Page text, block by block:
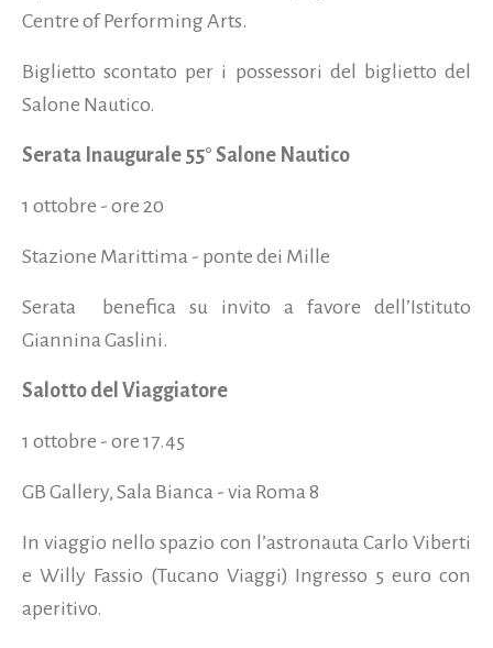
Centre of Performing Arts.
Biglietto scontato per i possessori del biglietto del
Salone Nautico.
Serata Inaugurale 55° Salone Nautico
1 ottobre - ore 20
Stazione Marittima - ponte dei Mille
Serata benefica su invito a favore dell’Istituto
Giannina Gaslini.
Salotto del Viaggiatore
1 ottobre - ore 17.45
GB Gallery, Sala Bianca - via Roma 8
In viaggio nello spazio con l’astronauta Carlo Viberti
e Willy Fassio (Tucano Viaggi) Ingresso 5 euro con
aperitivo.